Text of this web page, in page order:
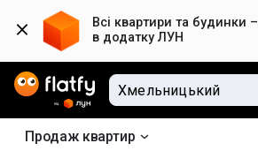
Всі квартири та будинки –
в додатку ЛУН
Продаж квартир